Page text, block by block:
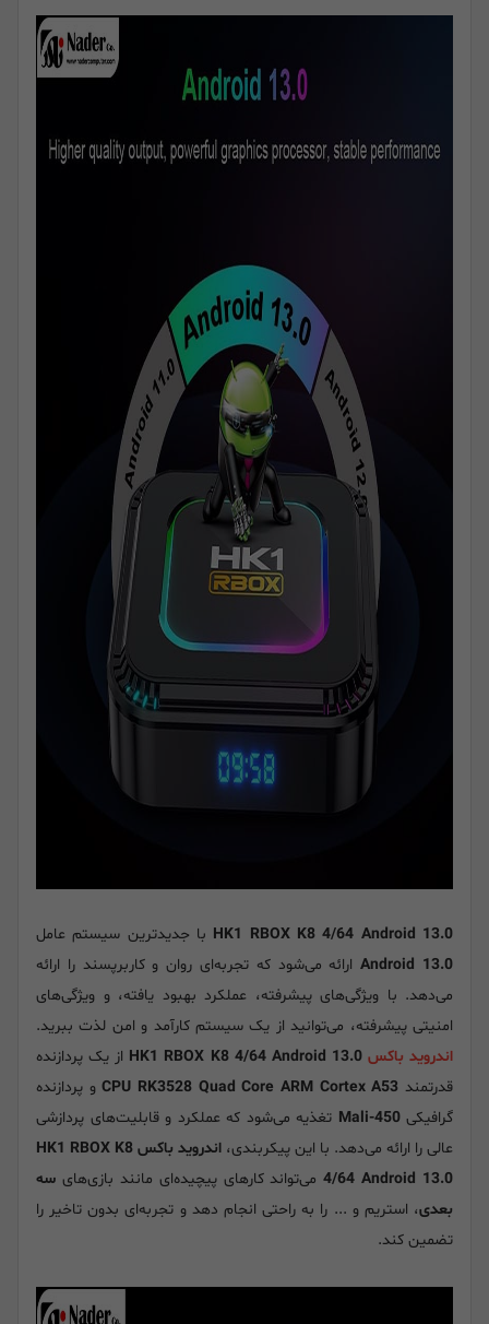
HK1 RBOX K8 4/64 Android 13.0 با جدیدترین سیستم عامل
Android 13.0ارائه می‌شود که تجربه‌ای روان و کاربرپسند را ارائه
می‌دهد. با ویژگی‌های پیشرفته، عملکرد بهبود یافته، و ویژگی‌های
امنیتی پیشرفته، می‌توانید از یک سیستم کارآمد و امن لذت ببرید.
اندروید باکس HK1 RBOX K8 4/64 Android 13.0
از یک پردازنده
قدرتمند CPU RK3528 Quad Core ARM Cortex A53و پردازنده
گرافیکیMali-450 تغذیه می‌شود که عملکرد و قابلیت‌های پردازشی
عالی را ارائه می‌دهد. با این پیکربندی،
اندروید باکس HK1 RBOX K8
4/64 Android 13.0می‌تواند کارهای پیچیده‌ای مانند بازی‌های سه
بعدی، استریم و ... را به راحتی انجام دهد و تجربه‌ای بدون تاخیر را
تضمین کند.